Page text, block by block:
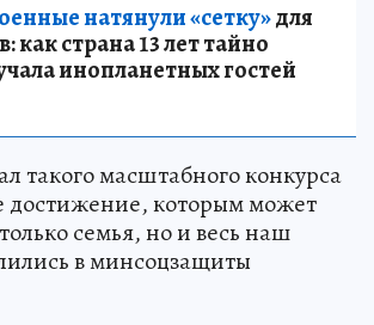
натянули «сетку»для
как страна 13 лет тайно
инопланетных гостей
такого масштабного конкурса
достижение, которым может
семья, но и весь наш
в минсоцзащиты